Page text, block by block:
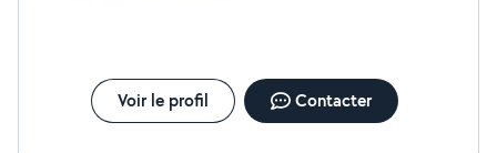
Voir le profil Contacter